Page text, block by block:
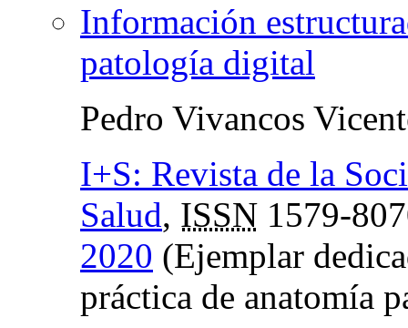
Información
patología digital
Pedro Vivancos
I+S: Revista de la
Salud, ISSN 1579-
2020 (Ejemplar
práctica de anatomía